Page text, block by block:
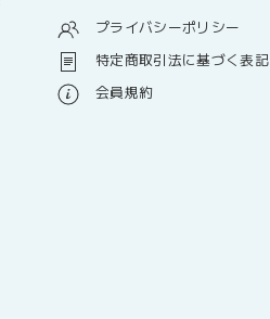
プライバシーポリシー
特定商取引法に基づく表記
会員規約